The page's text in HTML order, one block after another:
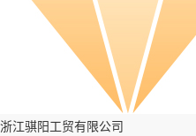
浙江骐阳工贸有限公司